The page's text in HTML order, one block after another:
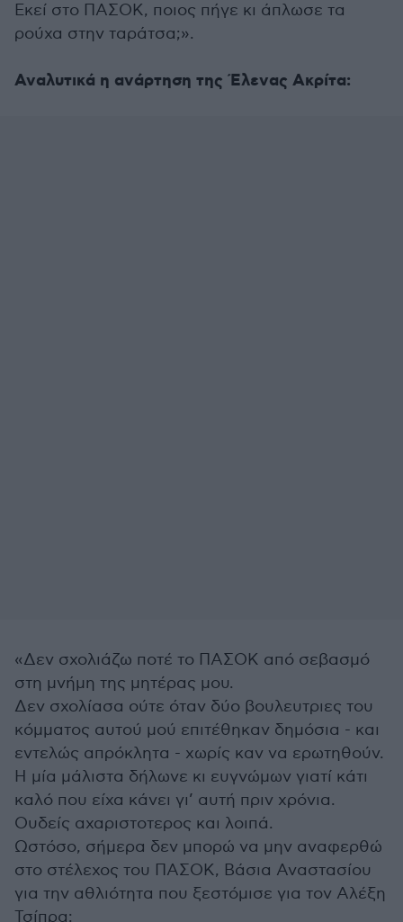
Εκεί στο ΠΑΣΟΚ, ποιος πήγε κι άπλωσε τα
ρούχα στην ταράτσα;».
Αναλυτικά η ανάρτηση της Έλενας Ακρίτα:
«Δεν σχολιάζω ποτέ το ΠΑΣΟΚ από σεβασμό
στη μνήμη της μητέρας μου.
Δεν σχολίασα ούτε όταν δύο βουλευτριες του
κόμματος αυτού μού επιτέθηκαν δημόσια - και
εντελώς απρόκλητα - χωρίς καν να ερωτηθούν.
Η μία μάλιστα δήλωνε κι ευγνώμων γιατί κάτι
καλό που είχα κάνει γι’ αυτή πριν χρόνια.
Ουδείς αχαριστοτερος και λοιπά.
Ωστόσο, σήμερα δεν μπορώ να μην αναφερθώ
στο στέλεχος του ΠΑΣΟΚ, Βάσια Αναστασίου
για την αθλιότητα που ξεστόμισε για τον Αλέξη
Τσίπρα: